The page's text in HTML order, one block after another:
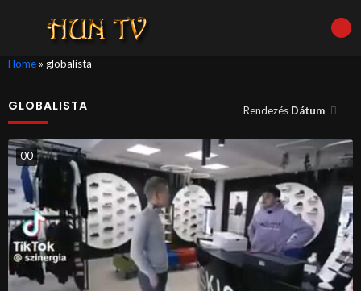
Home» globalista
GLOBALISTA Rendezés Dátum
00